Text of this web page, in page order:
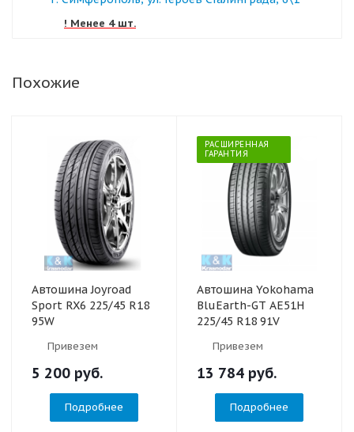
! Менее 4 шт.
Похожие
Автошина Joyroad
Sport RX6 225/45 R18
95W
Привезем
5 200 руб.
Подробнее
РАСШИРЕННАЯ
ГАРАНТИЯ
Автошина Yokohama
BluEarth-GT AE51H
225/45 R18 91V
Привезем
13 784 руб.
Подробнее